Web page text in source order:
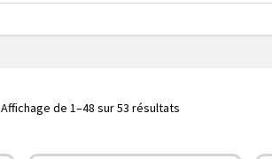
Affichage de 1–48 sur 53 résultats